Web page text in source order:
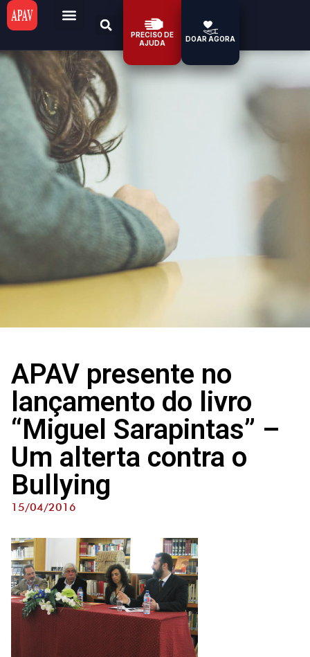
PRECISO DE
AJUDA
DOAR AGORA
APAV presente no
lançamento do livro
“Miguel Sarapintas” –
Um alterta contra o
Bullying
15/04/2016